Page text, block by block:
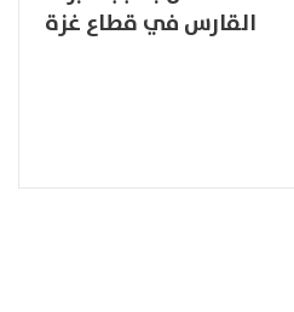
القارس في قطاع غزة